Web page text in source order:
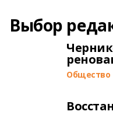
Выбор
Общество